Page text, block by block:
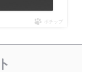
ポチップ